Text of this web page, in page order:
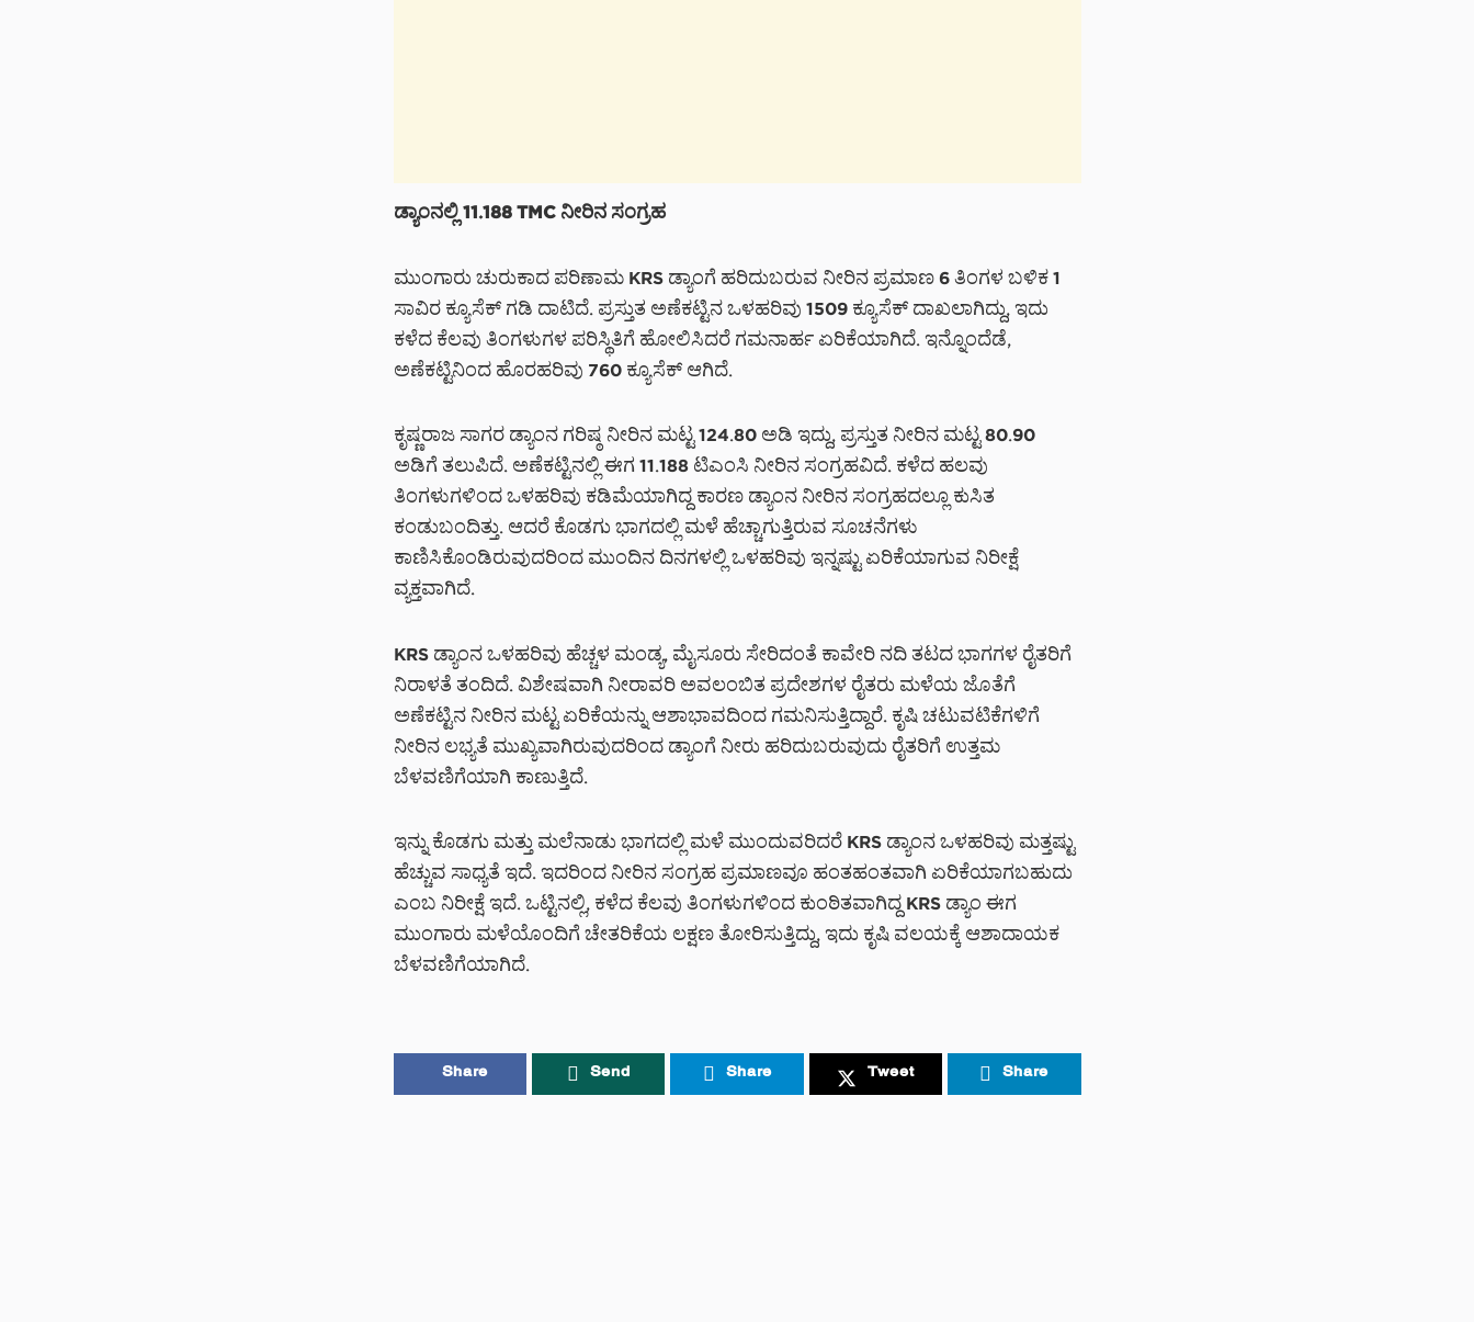
ಡ್ಯಾಂನಲ್ಲಿ 11.188 TMC ನೀರಿನ ಸಂಗ್ರಹ
ಮುಂಗಾರು ಚುರುಕಾದ ಪರಿಣಾಮ KRS ಡ್ಯಾಂಗೆ ಹರಿದುಬರುವ ನೀರಿನ ಪ್ರಮಾಣ 6 ತಿಂಗಳ ಬಳಿಕ 1
ಸಾವಿರ ಕ್ಯೂಸೆಕ್ ಗಡಿ ದಾಟಿದೆ. ಪ್ರಸ್ತುತ ಅಣೆಕಟ್ಟಿನ ಒಳಹರಿವು 1509 ಕ್ಯೂಸೆಕ್ ದಾಖಲಾಗಿದ್ದು, ಇದು
ಕಳೆದ ಕೆಲವು ತಿಂಗಳುಗಳ ಪರಿಸ್ಥಿತಿಗೆ ಹೋಲಿಸಿದರೆ ಗಮನಾರ್ಹ ಏರಿಕೆಯಾಗಿದೆ. ಇನ್ನೊಂದೆಡೆ,
ಅಣೆಕಟ್ಟಿನಿಂದ ಹೊರಹರಿವು 760 ಕ್ಯೂಸೆಕ್ ಆಗಿದೆ.
ಕೃಷ್ಣರಾಜ ಸಾಗರ ಡ್ಯಾಂನ ಗರಿಷ್ಠ ನೀರಿನ ಮಟ್ಟ 124.80 ಅಡಿ ಇದ್ದು, ಪ್ರಸ್ತುತ ನೀರಿನ ಮಟ್ಟ 80.90
ಅಡಿಗೆ ತಲುಪಿದೆ. ಅಣೆಕಟ್ಟಿನಲ್ಲಿ ಈಗ 11.188 ಟಿಎಂಸಿ ನೀರಿನ ಸಂಗ್ರಹವಿದೆ. ಕಳೆದ ಹಲವು
ತಿಂಗಳುಗಳಿಂದ ಒಳಹರಿವು ಕಡಿಮೆಯಾಗಿದ್ದ ಕಾರಣ ಡ್ಯಾಂನ ನೀರಿನ ಸಂಗ್ರಹದಲ್ಲೂ ಕುಸಿತ
ಕಂಡುಬಂದಿತ್ತು. ಆದರೆ ಕೊಡಗು ಭಾಗದಲ್ಲಿ ಮಳೆ ಹೆಚ್ಚಾಗುತ್ತಿರುವ ಸೂಚನೆಗಳು
ಕಾಣಿಸಿಕೊಂಡಿರುವುದರಿಂದ ಮುಂದಿನ ದಿನಗಳಲ್ಲಿ ಒಳಹರಿವು ಇನ್ನಷ್ಟು ಏರಿಕೆಯಾಗುವ ನಿರೀಕ್ಷೆ
ವ್ಯಕ್ತವಾಗಿದೆ.
KRS ಡ್ಯಾಂನ ಒಳಹರಿವು ಹೆಚ್ಚಳ ಮಂಡ್ಯ, ಮೈಸೂರು ಸೇರಿದಂತೆ ಕಾವೇರಿ ನದಿ ತಟದ ಭಾಗಗಳ ರೈತರಿಗೆ
ನಿರಾಳತೆ ತಂದಿದೆ. ವಿಶೇಷವಾಗಿ ನೀರಾವರಿ ಅವಲಂಬಿತ ಪ್ರದೇಶಗಳ ರೈತರು ಮಳೆಯ ಜೊತೆಗೆ
ಅಣೆಕಟ್ಟಿನ ನೀರಿನ ಮಟ್ಟ ಏರಿಕೆಯನ್ನು ಆಶಾಭಾವದಿಂದ ಗಮನಿಸುತ್ತಿದ್ದಾರೆ. ಕೃಷಿ ಚಟುವಟಿಕೆಗಳಿಗೆ
ನೀರಿನ ಲಭ್ಯತೆ ಮುಖ್ಯವಾಗಿರುವುದರಿಂದ ಡ್ಯಾಂಗೆ ನೀರು ಹರಿದುಬರುವುದು ರೈತರಿಗೆ ಉತ್ತಮ
ಬೆಳವಣಿಗೆಯಾಗಿ ಕಾಣುತ್ತಿದೆ.
ಇನ್ನು ಕೊಡಗು ಮತ್ತು ಮಲೆನಾಡು ಭಾಗದಲ್ಲಿ ಮಳೆ ಮುಂದುವರಿದರೆ KRS ಡ್ಯಾಂನ ಒಳಹರಿವು ಮತ್ತಷ್ಟು
ಹೆಚ್ಚುವ ಸಾಧ್ಯತೆ ಇದೆ. ಇದರಿಂದ ನೀರಿನ ಸಂಗ್ರಹ ಪ್ರಮಾಣವೂ ಹಂತಹಂತವಾಗಿ ಏರಿಕೆಯಾಗಬಹುದು
ಎಂಬ ನಿರೀಕ್ಷೆ ಇದೆ. ಒಟ್ಟಿನಲ್ಲಿ, ಕಳೆದ ಕೆಲವು ತಿಂಗಳುಗಳಿಂದ ಕುಂಠಿತವಾಗಿದ್ದ KRS ಡ್ಯಾಂ ಈಗ
ಮುಂಗಾರು ಮಳೆಯೊಂದಿಗೆ ಚೇತರಿಕೆಯ ಲಕ್ಷಣ ತೋರಿಸುತ್ತಿದ್ದು, ಇದು ಕೃಷಿ ವಲಯಕ್ಕೆ ಆಶಾದಾಯಕ
ಬೆಳವಣಿಗೆಯಾಗಿದೆ.
Share Send Share Tweet Share